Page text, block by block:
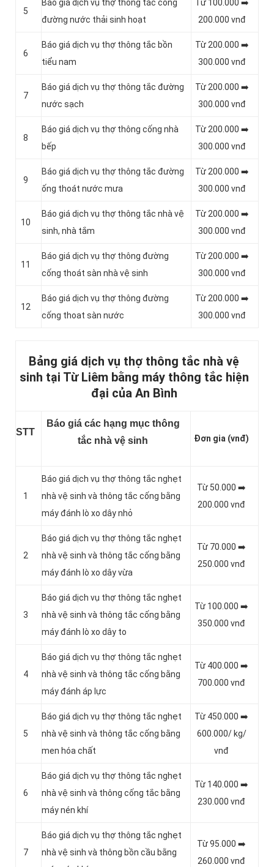
5
‎Báo giá dịch vụ thợ thông tắc cống
đường nước thải sinh hoạt
Từ 100.000 ➡️
200.000 vnđ
6
Báo giá dịch vụ thợ thông tắc bồn
tiểu nam
Từ 200.000 ➡️
300.000 vnđ
7
Báo giá dịch vụ thợ thông tắc đường
nước sạch
Từ 200.000 ➡️
300.000 vnđ
8
Báo giá dịch vụ thợ thông cống nhà
bếp
Từ 200.000 ➡️
300.000 vnđ
9
Báo giá dịch vụ thợ thông tắc đường
ống thoát nước mưa
Từ 200.000 ➡️
300.000 vnđ
10
Báo giá dịch vụ thợ thông tắc nhà vệ
sinh, nhà tắm
Từ 200.000 ➡️
300.000 vnđ
11
Báo giá dịch vụ thợ thông đường
cống thoát sàn nhà vệ sinh
Từ 200.000 ➡️
300.000 vnđ
12
Báo giá dịch vụ thợ thông đường
cống thoat sàn nước
Từ 200.000 ➡️
300.000 vnđ
Bảng giá dịch vụ thợ thông tắc nhà vệ
sinh tại Từ Liêm bằng máy thông tắc hiện
đại của An Bình
STT
Báo giá các hạng mục thông
tắc nhà vệ sinh
Đơn gia (vnđ)
1
Báo giá dịch vụ thợ thông tắc nghẹt
nhà vệ sinh và thông tắc cống bằng
máy đánh lò xo dây nhỏ
Từ 50.000 ➡️
200.000 vnđ
2
Báo giá dịch vụ thợ thông tắc nghẹt
nhà vệ sinh và thông tắc cống bằng
máy đánh lò xo dây vừa
Từ 70.000 ➡️
250.000 vnđ
3
Báo giá dịch vụ thợ thông tắc nghẹt
nhà vệ sinh và thông tắc cống bằng
máy đánh lò xo dây to
Từ 100.000 ➡️
350.000 vnđ
4
Báo giá dịch vụ thợ thông tắc nghẹt
nhà vệ sinh và thông tắc cống bằng
máy đánh áp lực
Từ 400.000 ➡️
700.000 vnđ
5
Báo giá dịch vụ thợ thông tắc nghẹt
nhà vệ sinh và thông tắc cống bằng
men hóa chất
Từ 450.000 ➡️
600.000/ kg/
vnđ
6
Báo giá dịch vụ thợ thông tắc nghẹt
nhà vệ sinh và thông cống tắc bằng
máy nén khí
Từ 140.000 ➡️
230.000 vnđ
7
Báo giá dịch vụ thợ thông tắc nghẹt
nhà vệ sinh và thông bồn cầu bằng
Từ 95.000 ➡️
260.000 vnđ